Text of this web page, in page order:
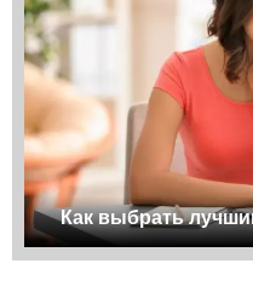
Как выбрать